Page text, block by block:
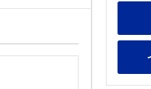
みんなの新卒就職人気企業ラ